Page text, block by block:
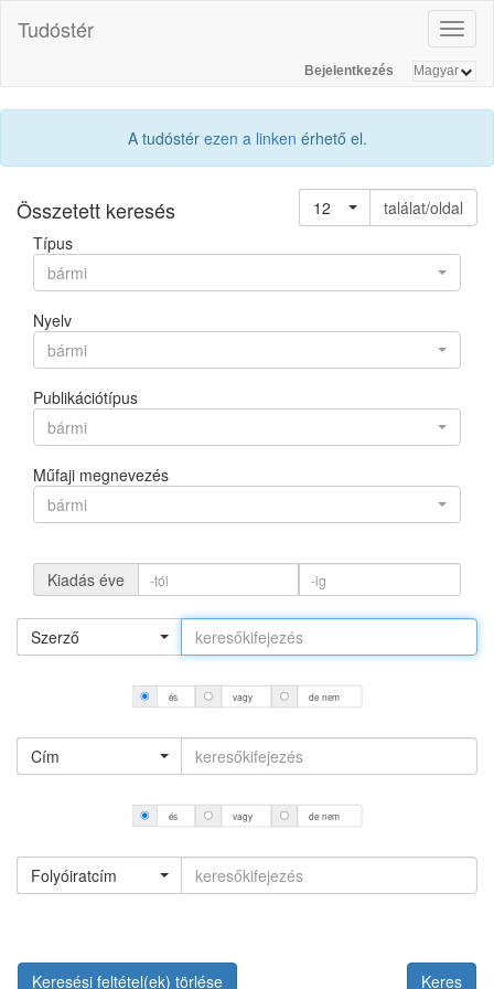
Tudóstér
Bejelentkezés
A tudóstér ezen a linken érhető el.
Összetett keresés 12
találat/oldal
Típus
bármi
Nyelv
bármi
Publikációtípus
bármi
Műfaji megnevezés
bármi
Kiadás éve
Szerző
és vagy de nem
Cím
és vagy de nem
Folyóiratcím
Keresési feltétel(ek) törlése